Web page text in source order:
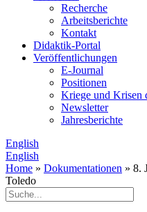
Recherche
Arbeitsberichte
Kontakt
Didaktik-Portal
Veröffentlichungen
E­-Journal
Positionen
Kriege und Krisen
Newsletter
Jahresberichte
English
English
Home » Dokumentationen » 8.
Toledo